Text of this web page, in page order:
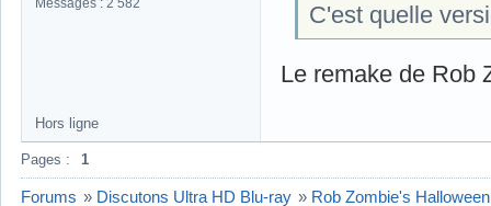
Messages : 2 582
C'est quelle
Le remake de Rob
Hors ligne
Pages : 1
Forums » Discutons Ultra HD Blu-ray » Rob Zombie's